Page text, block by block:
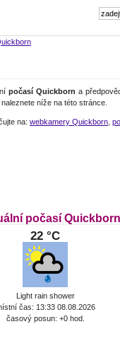
počasí Quickborn a
níže na této stránce.
na: webkamery Quickborn
počasí Quickborn
22 °C
Light rain shower
čas: 13:33 08.08.2026
časový posun: +0 hod.